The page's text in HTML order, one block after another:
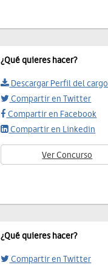
¿Qué quieres hacer?
Descargar Perfil del cargo
Compartir en Twitter
Compartir en Facebook
Compartir en Linkedin
Ver Concurso
¿Qué quieres hacer?
Compartir en Twitter